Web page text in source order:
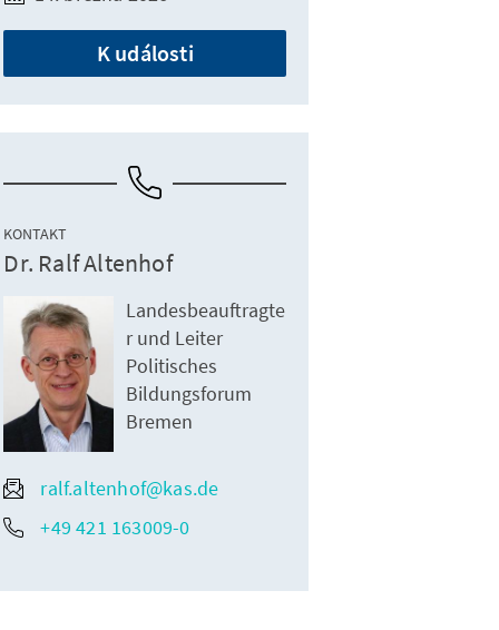
K události
KONTAKT
Dr. Ralf Altenhof
Landesbeauftragte
r und Leiter
Politisches
Bildungsforum
Bremen
ralf.altenhof@kas.de
+49 421 163009-0